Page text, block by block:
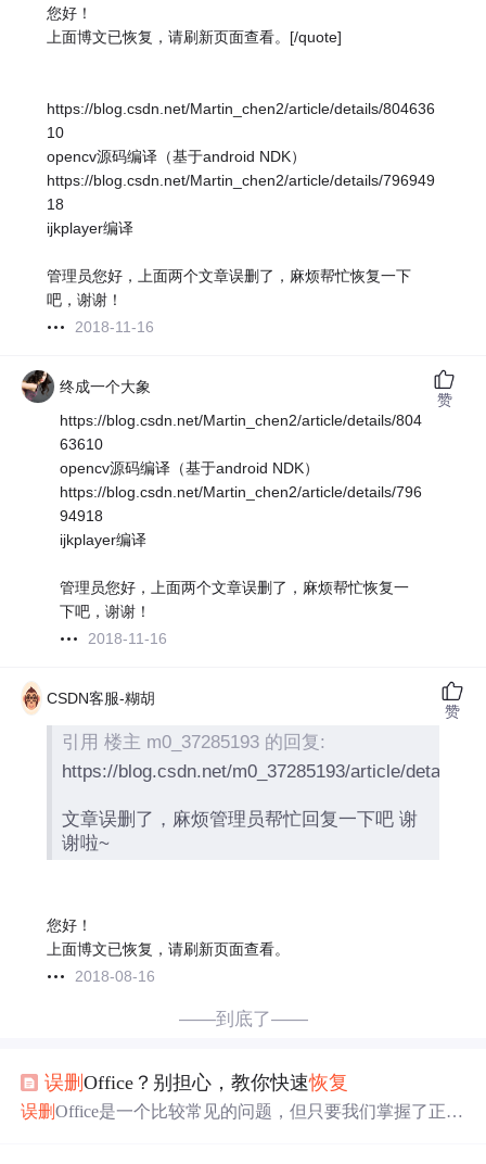
您好！
上面博文已恢复，请刷新页面查看。[/quote]
https://blog.csdn.net/Martin_chen2/article/details/804636
10
opencv源码编译（基于android NDK）
https://blog.csdn.net/Martin_chen2/article/details/796949
18
ijkplayer编译
管理员您好，上面两个文章误删了，麻烦帮忙恢复一下
吧，谢谢！
2018-11-16
终成一个大象
https://blog.csdn.net/Martin_chen2/article/details/804
63610
opencv源码编译（基于android NDK）
https://blog.csdn.net/Martin_chen2/article/details/796
94918
ijkplayer编译
管理员您好，上面两个文章误删了，麻烦帮忙恢复一
下吧，谢谢！
2018-11-16
赞
CSDN客服-糊胡
引用 楼主 m0_37285193 的回复:
https://blog.csdn.net/m0_37285193/article/details/
文章误删了，麻烦管理员帮忙回复一下吧 谢
谢啦~
您好！
上面博文已恢复，请刷新页面查看。
2018-08-16
赞
——到底了——
误删Office？别担心，教你快速恢复
误删Office是一个比较常见的问题，但只要我们掌握了正确